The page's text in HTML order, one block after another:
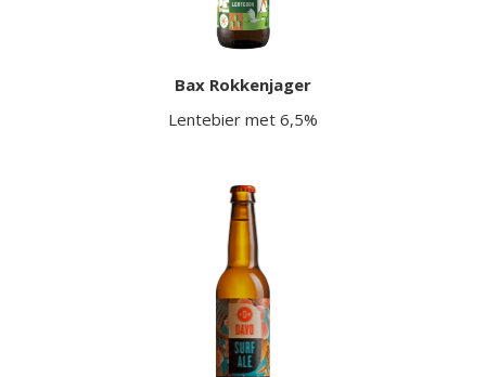
Bax Rokkenjager
Lentebier met 6,5%